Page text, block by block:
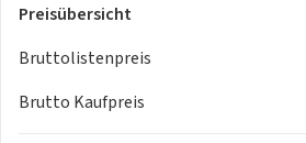
- One-Pedal-Driving
- Kabelloses Smartphone-Ladepad
- Innenspiegel, automatisch
Preisübersicht
Bruttolistenpreis
Brutto Kaufpreis